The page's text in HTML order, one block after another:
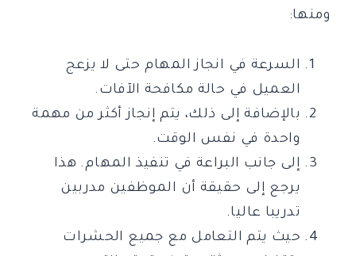
ومنها:
السرعة في انجاز المهام حتى لا يزعج
العميل في حالة مكافحة الآفات.
بالإضافة إلى ذلك، يتم إنجاز أكثر من مهمة
واحدة في نفس الوقت.
إلى جانب البراعة في تنفيذ المهام. هذا
يرجع إلى حقيقة أن الموظفين مدربين
تدريبا عاليا.
حيث يتم التعامل مع جميع الحشرات